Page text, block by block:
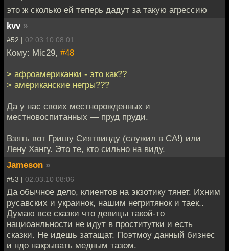
это ж сколько ей теперь дадут за такую агрессию
kvv »
#52 | 02.03.10 08:01
Кому: Mic29, #48
> афроамериканки - это как??
> американские негры???
Да у нас своих местнорожденных и
местновоспитанных — пруд пруди.
Взять вот Гришу Сиятвинду (служил в СА!) или
Лену Хангу. Это те, кто сильно на виду.
Jameson »
#53 | 02.03.10 08:06
Да обычное дело, клиентов на экзотику тянет. Ихним
русавских и украинок, нашим негритянок и таек..
Думаю все сказки что девицы такой-то
нациоанльности не идут в проститутки и есть
сказки. Не идешь затащат. Поэтмоу данный бизнес
и ндо накрывать медным тазом.